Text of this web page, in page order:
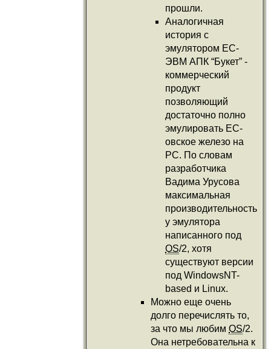
прошли.
Аналогичная
история с
эмулятором ЕС-
ЭВМ АПК “Букет” -
коммерческий
продукт
позволяющий
достаточно полно
эмулировать ЕС-
овское железо на
PC. По словам
разработчика
Вадима Урусова
максимальная
производительность
у эмулятора
написанного под
OS/2, хотя
существуют версии
под WindowsNT-
based и Linux.
Можно еще очень
долго перечислять то,
за что мы любим OS/2.
Она нетребовательна к